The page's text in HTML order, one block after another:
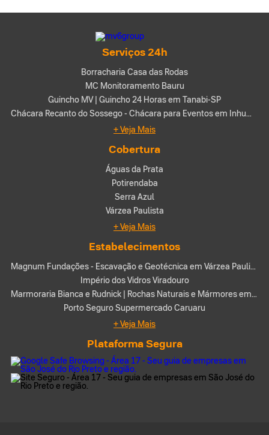
Serviços 24h
Borracharia Casa das Rodas
MC Monitoramento Bauru
Guincho MV | Guincho 24 Horas em Tanabi-SP
Chácara Recanto do Sossego - Chácara para Eventos em Inhumas-GO
+ Veja Mais
Cobertura
Águas da Prata
Potirendaba
Serra Azul
Várzea Paulista
+ Veja Mais
Estabelecimentos
Magnum Fundações - Escavação e Geotécnica em Várzea Paulista-SP
Império dos Vidros Viradouro
Marmoraria Bianca e Rudnick | Rochas Naturais e Mármores em Joinville-SC
Porto Seguro Supermercado Caruaru
+ Veja Mais
Plataforma Segura